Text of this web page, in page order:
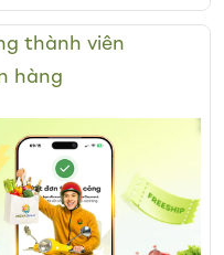
thành viên
hàng